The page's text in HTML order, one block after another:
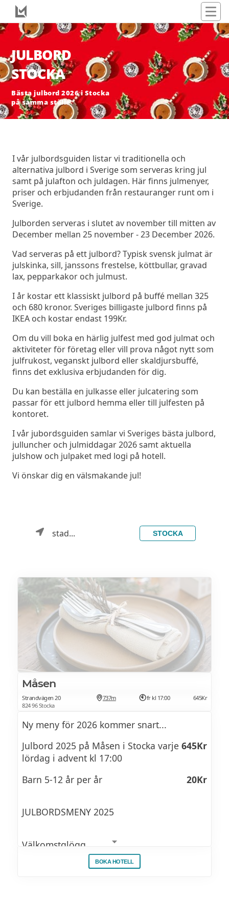
JULBORD
STOCKA
Bästa julbord 2026 i Stocka
på samma ställe
I vår julbordsguiden listar vi traditionella och
alternativa julbord i Sverige som serveras kring jul
samt på julafton och juldagen. Här finns julmenyer,
priser och erbjudanden från restauranger runt om i
Sverige.
Julborden serveras i slutet av november till mitten av
December mellan 25 november - 23 December 2026.
Vad serveras på ett julbord? Typisk svensk julmat är
julskinka, sill, janssons frestelse, köttbullar, gravad
lax, pepparkakor och julmust.
I år kostar ett klassiskt julbord på buffé mellan 325
och 680 kronor. Sveriges billigaste julbord finns på
IKEA och kostar endast 199Kr.
Om du vill boka en härlig julfest med god julmat och
aktiviteter för företag eller vill prova något nytt som
julfrukost, veganskt julbord eller skaldjursbuffé,
finns det exklusiva erbjudanden för dig.
Du kan beställa en julkasse eller julcatering som
passar för ett julbord hemma eller till julfesten på
kontoret.
I vår jubordsguiden samlar vi Sveriges bästa julbord,
julluncher och julmiddagar 2026 samt aktuella
julshow och julpaket med logi på hotell.
Vi önskar dig en välsmakande jul!
stad... STOCKA
Måsen
Strandvägen 20
824 96 Stocka
737m fr kl 17:00 645Kr
Ny meny för 2026 kommer snart...
Julbord 2025 på Måsen i Stocka varje
lördag i advent kl 17:00
645Kr
Barn 5-12 år per år 20Kr
JULBORDSMENY 2025
Välkomstglögg
BOKA HOTELL